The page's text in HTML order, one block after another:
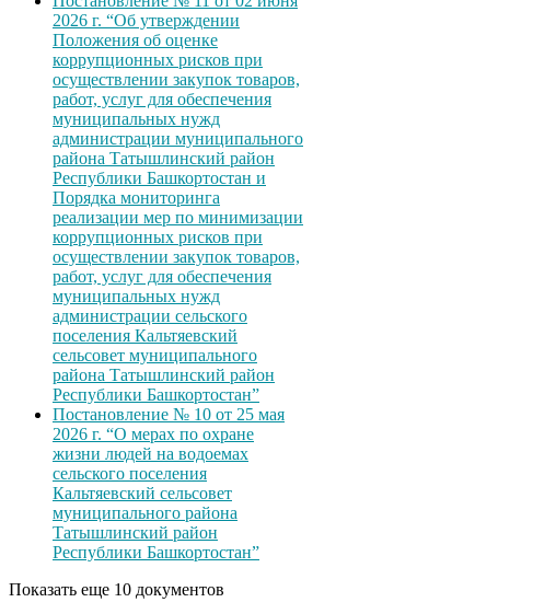
2026 г. “Об утверждении
Положения об оценке
коррупционных рисков при
осуществлении закупок товаров,
работ, услуг для обеспечения
муниципальных нужд
администрации муниципального
района Татышлинский район
Республики Башкортостан и
Порядка мониторинга
реализации мер по минимизации
коррупционных рисков при
осуществлении закупок товаров,
работ, услуг для обеспечения
муниципальных нужд
администрации сельского
поселения Кальтяевский
сельсовет муниципального
района Татышлинский район
Республики Башкортостан”
Постановление № 10 от 25 мая
2026 г. “О мерах по охране
жизни людей на водоемах
сельского поселения
Кальтяевский сельсовет
муниципального района
Татышлинский район
Республики Башкортостан”
Показать еще 10 документов